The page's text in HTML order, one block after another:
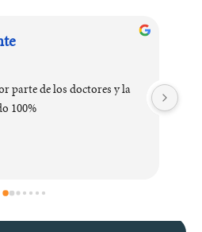
parte de los doctores y la
100%